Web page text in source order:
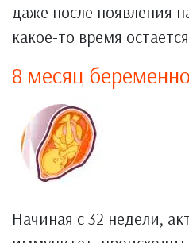
даже после появления
какое-то время
8 месяц
Начиная с 32 недели,